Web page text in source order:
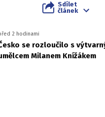
Sdílet
článek
2 hodinami
se rozloučilo s
Milanem Knížákem